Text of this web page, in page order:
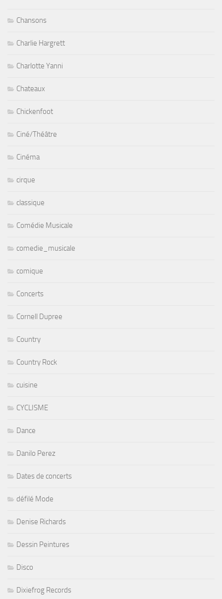
Chansons
Charlie Hargrett
Charlotte Yanni
Chateaux
Chickenfoot
Ciné/Théâtre
Cinéma
cirque
classique
Comédie Musicale
comedie_musicale
comique
Concerts
Cornell Dupree
Country
Country Rock
cuisine
CYCLISME
Dance
Danilo Perez
Dates de concerts
défilé Mode
Denise Richards
Dessin Peintures
Disco
Dixiefrog Records